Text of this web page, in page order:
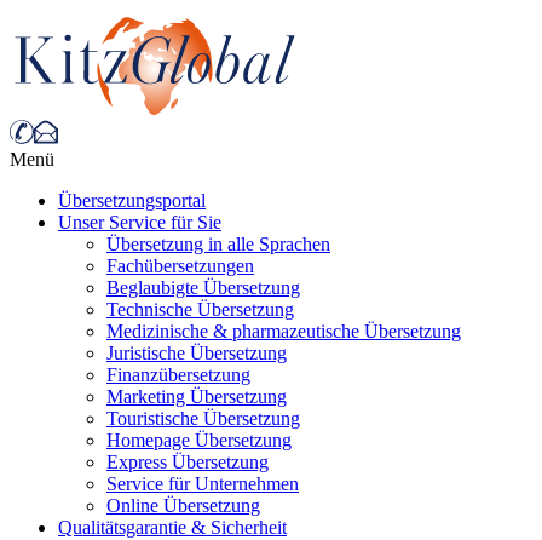
Menü
Übersetzungsportal
Unser Service für Sie
Übersetzung in alle Sprachen
Fachübersetzungen
Beglaubigte Übersetzung
Technische Übersetzung
Medizinische & pharmazeutische Übersetzung
Juristische Übersetzung
Finanzübersetzung
Marketing Übersetzung
Touristische Übersetzung
Homepage Übersetzung
Express Übersetzung
Service für Unternehmen
Online Übersetzung
Qualitätsgarantie & Sicherheit